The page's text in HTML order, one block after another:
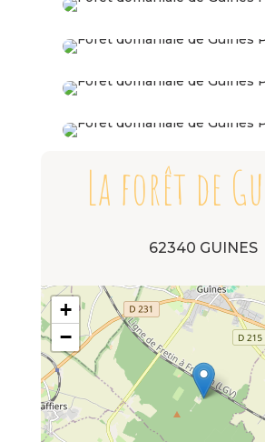
La forêt de
62340 GUINES
+
−